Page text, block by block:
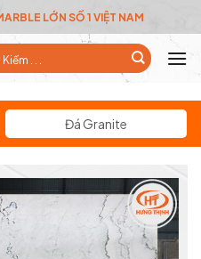
LỚN SỐ 1 VIỆT NAM
Đá Granite